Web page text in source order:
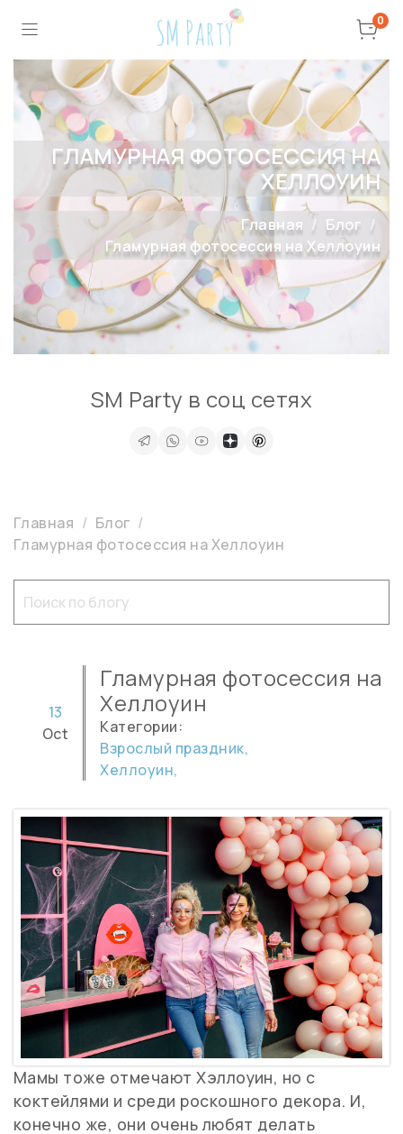
0
ГЛАМУРНАЯ ФОТОСЕССИЯ НА
ХЕЛЛОУИН
Главная
Блог
Гламурная фотосессия на Хеллоуин
Главная
Блог
Гламурная фотосессия на Хеллоуин
Гламурная фотосессия на
Хеллоуин
13
Oct
Категории:
Взрослый праздник,
Хеллоуин,
Мамы тоже отмечают Хэллоуин, но с
коктейлями и среди роскошного декора. И,
конечно же, они очень любят делать
SM Party в соц сетях